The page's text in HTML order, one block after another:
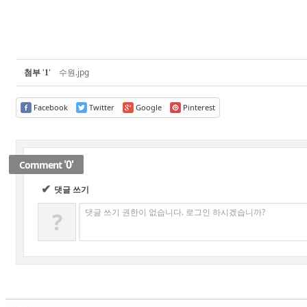
첨부'1' 수원.jpg
Facebook Twitter Google Pinterest
✔ 댓글 쓰기
? 댓글 쓰기 권한이 없습니다. 로그인 하시겠습니까?
Comment'0'